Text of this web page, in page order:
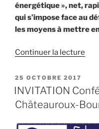
énergétique », net,
qui s’impose face au
les moyens à mettre
Continuer la lecture
au
PUBLIÉ
LE
25 OCTOBRE 2017
INVITATION
Châteauroux-